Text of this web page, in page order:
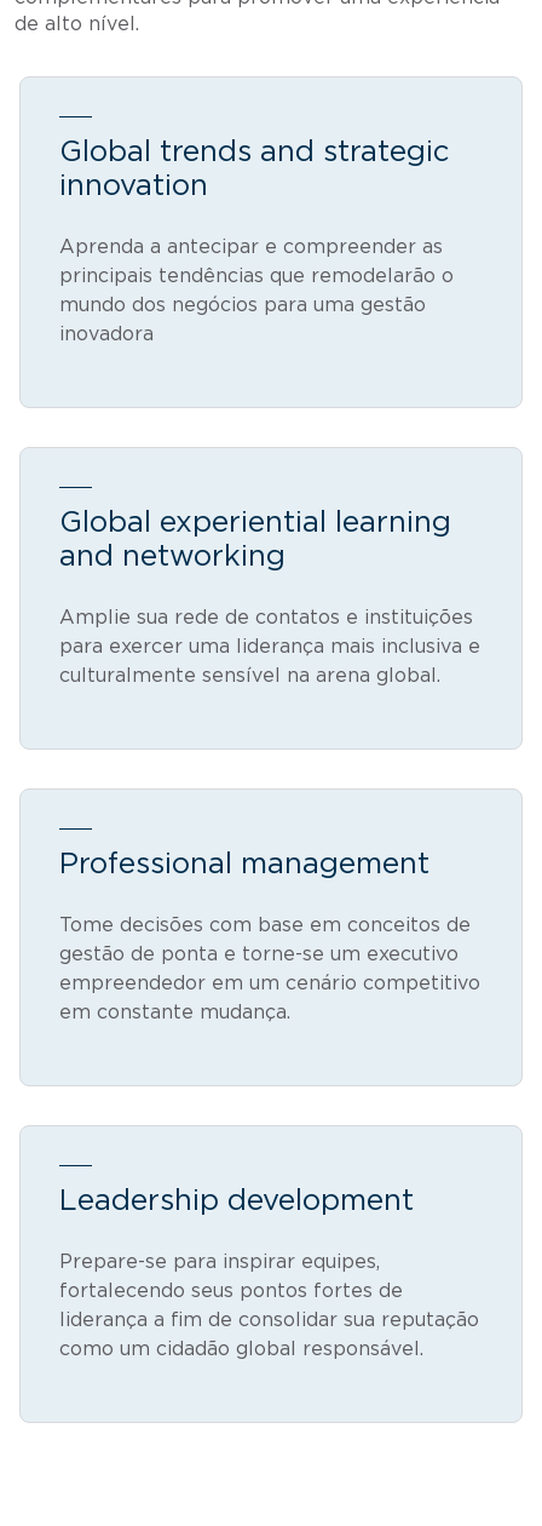
de alto nível.
Global trends and strategic
innovation
Aprenda a antecipar e compreender as
principais tendências que remodelarão o
mundo dos negócios para uma gestão
inovadora
Global experiential learning
and networking
Amplie sua rede de contatos e instituições
para exercer uma liderança mais inclusiva e
culturalmente sensível na arena global.
Professional management
Tome decisões com base em conceitos de
gestão de ponta e torne-se um executivo
empreendedor em um cenário competitivo
em constante mudança.
Leadership development
Prepare-se para inspirar equipes,
fortalecendo seus pontos fortes de
liderança a fim de consolidar sua reputação
como um cidadão global responsável.